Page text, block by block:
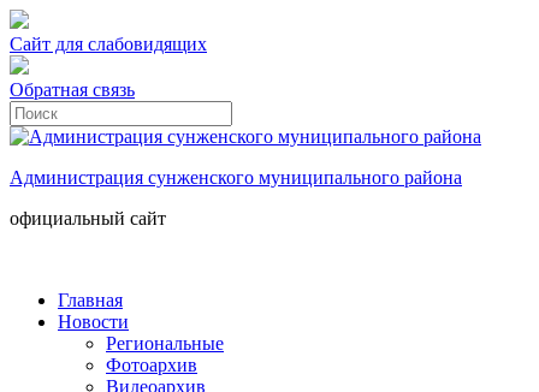
Сайт для слабовидящих
Обратная связь
Администрация сунженского муниципального района
официальный сайт
Главная
Новости
Региональные
Фотоархив
Видеоархив